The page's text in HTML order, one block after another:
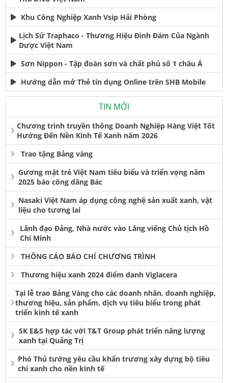
Khu Công Nghiệp Xanh Vsip Hải Phòng
Lịch Sử Traphaco - Thương Hiệu Đình Đám Của Ngành
Dược Việt Nam
Sơn Nippon - Tập đoàn sơn và chất phủ số 1 châu Á
Hướng dẫn mở Thẻ tín dụng Online trên SHB Mobile
TIN MỚI
Chương trình truyền thông Doanh Nghiệp Hàng Việt Tốt
Hướng Đến Nền Kinh Tế Xanh năm 2026
Trao tặng Bảng vàng
Gương mặt trẻ Việt Nam tiêu biểu và triển vọng năm
2025 báo công dâng Bác
Nasaki Việt Nam áp dụng công nghệ sản xuất xanh, vật
liệu cho tương lai
Lãnh đạo Đảng, Nhà nước vào Lăng viếng Chủ tịch Hồ
Chí Minh
THÔNG CÁO BÁO CHÍ CHƯƠNG TRÌNH
Thương hiệu xanh 2024 điểm danh Viglacera
Tại lễ trao Bảng Vàng cho các doanh nhân, doanh nghiệp,
thương hiệu, sản phẩm, dịch vụ tiêu biểu trong phát
triển kinh tế xanh
SK E&S hợp tác với T&T Group phát triển năng lượng
xanh tại Quảng Trị
Phó Thủ tướng yêu cầu khẩn trương xây dựng bộ tiêu
chí xanh cho nền kinh tế